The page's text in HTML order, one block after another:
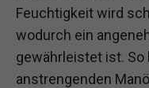
Feuchtigkeit wird
wodurch ein
gewährleistet ist. So
anstrengenden